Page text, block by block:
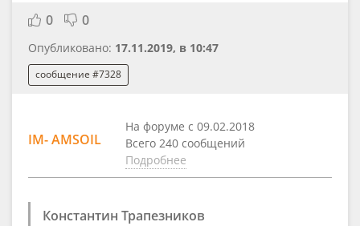
0 0
Опубликовано: 17.11.2019, в 10:47
сообщение #7328
IM- AMSOIL
На форуме с 09.02.2018
Всего 240 сообщений
Подробнее
Константин Трапезников